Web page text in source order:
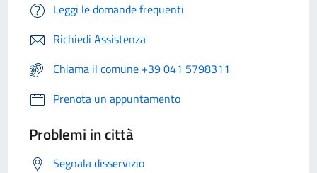
Leggi le domande frequenti
Richiedi Assistenza
Chiama il comune +39 041 5798311
Prenota un appuntamento
Problemi in città
Segnala disservizio